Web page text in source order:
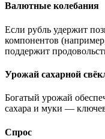
Валютные колебания
Если рубль удержит
компонентов
поддержит
Урожай сахарной
Богатый урожай
сахара и муки —
Спрос